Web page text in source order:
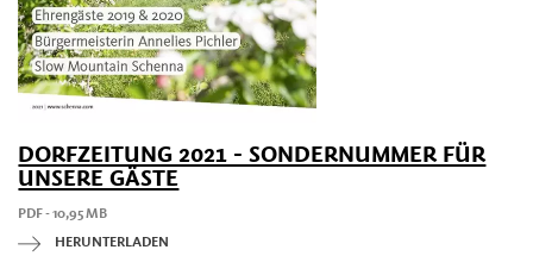
DORFZEITUNG 2021 - SONDERNUMMER FÜR
UNSERE GÄSTE
PDF - 10,95 MB
HERUNTERLADEN